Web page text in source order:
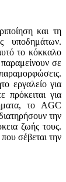
και τη
υποδημάτων.
το κόκκαλο
σε
εργαλείο για
πρόκειται για
το AGC
την
ζωής τους.
σέβεται την